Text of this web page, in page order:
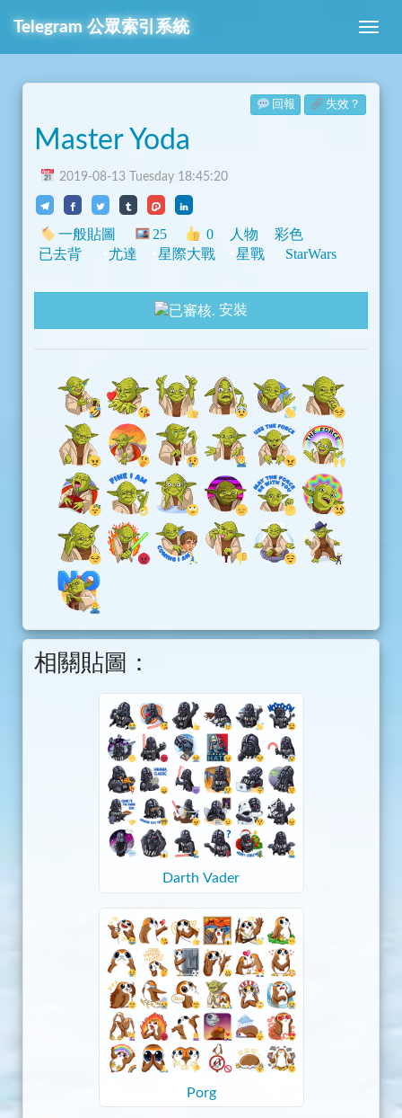
Telegram 公眾索引系統
回報 失效？
Master Yoda
2019-08-13 Tuesday 18:45:20
一般貼圖 25 0 人物
彩色
已去背
尤達 星際大戰 星戰 StarWars
安裝
相關貼圖：
Darth Vader
Porg